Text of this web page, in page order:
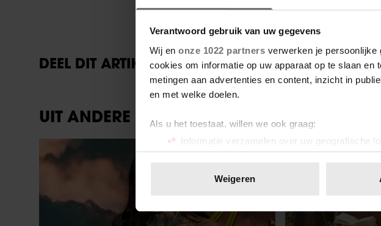
Verantwoord gebruik van uw gegevens
Wij en onze 1022 partners verwerken je persoonlijke
cookies om informatie op uw apparaat op te slaan
metingen aan advertenties en content, inzicht in
en met welke doelen.
Als u het toestaat, willen we ook graag:
Informatie verzamelen over uw geografische
Uw apparaat identificeren door het actief te
toestemming op elk moment wijzigen of intrekken in
We gebruiken cookies om content en advertenties
Weigeren
DEEL DIT ARTIKEL OP SOCIAL MEDIA!
UIT ANDERE MEDIA